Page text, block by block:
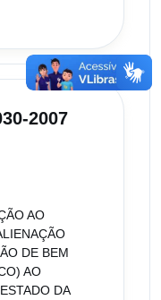
2007
AO
DE BEM
AO
DA